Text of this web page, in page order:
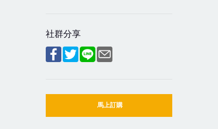
社群分享
馬上訂購